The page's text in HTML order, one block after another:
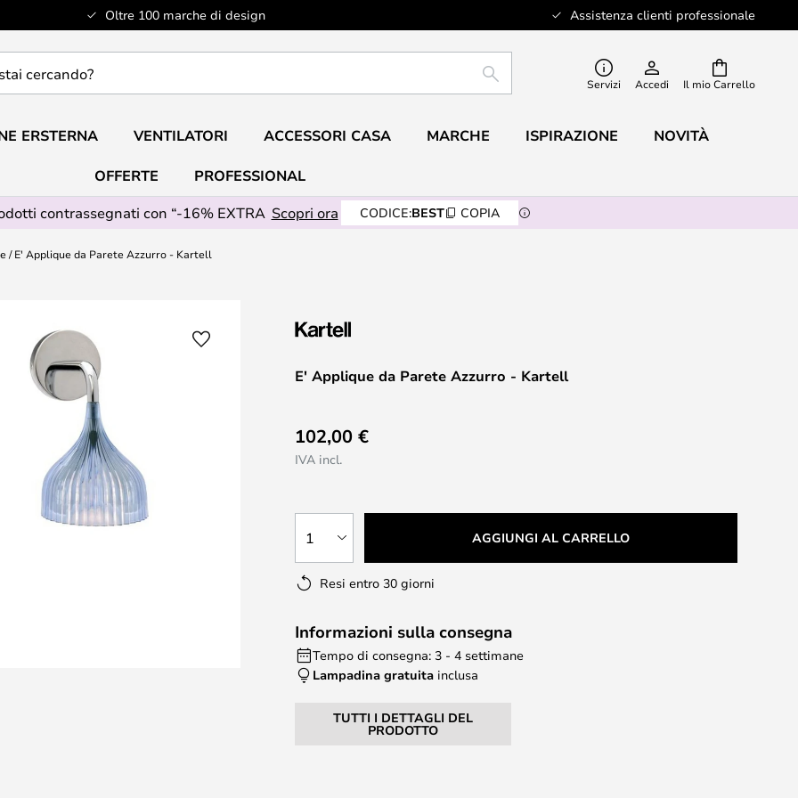
Oltre 100 marche di design Assistenza clienti professionale
Il mio Carrello
RICERCA Servizi Accedi
ERSTERNA VENTILATORI ACCESSORI CASA MARCHE ISPIRAZIONE NOVITÀ
OFFERTE
PROFESSIONAL
contrassegnati con “-16% EXTRA Scopri ora CODICE:BEST COPIA
E' Applique da Parete Azzurro - Kartell
E' Applique da Parete Azzurro - Kartell
102,00 €
IVA incl.
1 AGGIUNGI AL CARRELLO
Resi entro 30 giorni
Informazioni sulla consegna
Tempo di consegna: 3 - 4 settimane
Lampadina gratuita inclusa
TUTTI I DETTAGLI DEL
PRODOTTO